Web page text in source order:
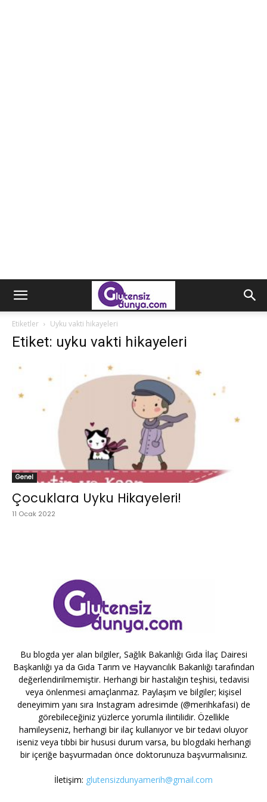
Etiketler Uyku vakti hikayeleri
Etiket: uyku vakti hikayeleri
Genel
Çocuklara Uyku Hikayeleri!
11 Ocak 2022
Bu blogda yer alan bilgiler, Sağlık Bakanlığı Gıda İlaç Dairesi
Başkanlığı ya da Gıda Tarım ve Hayvancılık Bakanlığı tarafından
değerlendirilmemiştir. Herhangi bir hastalığın teşhisi, tedavisi
veya önlenmesi amaçlanmaz. Paylaşım ve bilgiler; kişisel
deneyimim yanı sıra Instagram adresimde (@merihkafasi) de
görebileceğiniz yüzlerce yorumla ilintilidir. Özellikle
hamileyseniz, herhangi bir ilaç kullanıyor ve bir tedavi oluyor
iseniz veya tıbbi bir hususi durum varsa, bu blogdaki herhangi
bir içeriğe başvurmadan önce doktorunuza başvurmalısınız.
İletişim: glutensizdunyamerih@gmail.com